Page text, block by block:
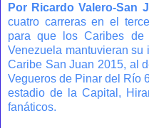
Por Ricardo Valero-San
cuatro carreras en el
para que los Caribes de
Venezuela mantuvieran su
Caribe San Juan 2015, al
Vegueros de Pinar del Río
estadio de la Capital,
fanáticos.